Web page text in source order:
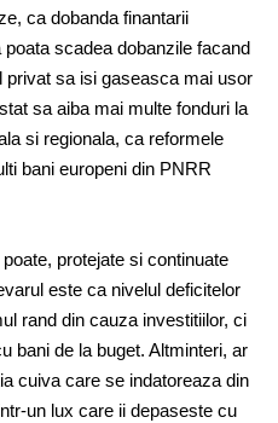
ca dobanda finantarii
scadea dobanzile facand
privat sa isi gaseasca mai usor
sa aiba mai multe fonduri la
si regionala, ca reformele
bani europeni din PNRR
protejate si continuate
este ca nivelul deficitelor
rand din cauza investitiilor, ci
bani de la buget. Altminteri, ar
cuiva care se indatoreaza din
un lux care ii depaseste cu